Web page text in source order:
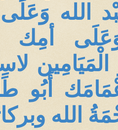
الله وَعَلَى
وَعَلَى أمِك
الْمَيَامِين
أَبُو
الله